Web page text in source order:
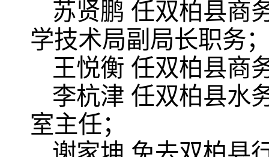
苏贤鹏 任双柏县商
学技术局副局长职务
王悦衡 任双柏县商
李杭津 任双柏县水
室主任；